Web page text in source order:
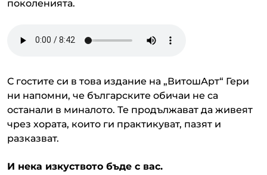
поколенията.
С гостите си в това издание на „ВитошАрт“ Гери
ни напомни, че българските обичаи не са
останали в миналото. Те продължават да живеят
чрез хората, които ги практикуват, пазят и
разказват.
И нека изкуството бъде с вас.